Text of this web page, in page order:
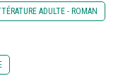
ADULTE - ROMAN